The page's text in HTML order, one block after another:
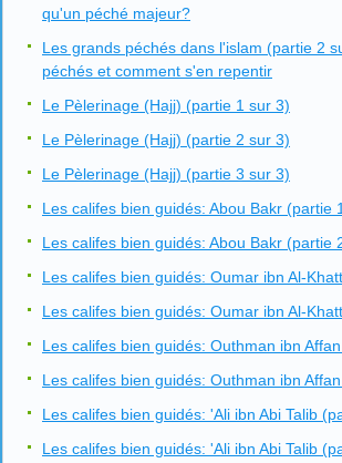
qu'un péché majeur?
Les grands péchés dans l'islam (partie 2
péchés et comment s'en repentir
Le Pèlerinage (Hajj) (partie 1 sur 3)
Le Pèlerinage (Hajj) (partie 2 sur 3)
Le Pèlerinage (Hajj) (partie 3 sur 3)
Les califes bien guidés: Abou Bakr (partie
Les califes bien guidés: Abou Bakr (partie
Les califes bien guidés: Oumar ibn Al-
Les califes bien guidés: Oumar ibn Al-
Les califes bien guidés: Outhman ibn
Les califes bien guidés: Outhman ibn
Les califes bien guidés: 'Ali ibn Abi Talib
Les califes bien guidés: 'Ali ibn Abi Talib